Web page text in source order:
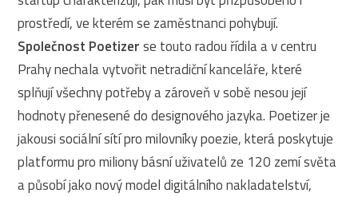
prostředí, ve kterém se zaměstnanci pohybují.
Společnost Poetizerse touto radou řídila a v centru
Prahy nechala vytvořit netradiční kanceláře, které
splňují všechny potřeby a zároveň v sobě nesou její
hodnoty přenesené do designového jazyka. Poetizer je
jakousi sociální sítí pro milovníky poezie, která poskytuje
platformu pro miliony básní uživatelů ze 120 zemí světa
a působí jako nový model digitálního nakladatelství,